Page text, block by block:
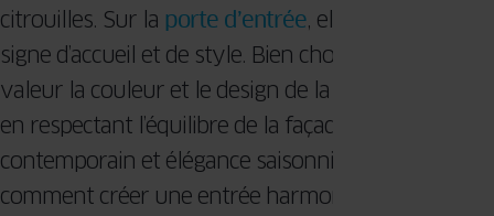
citrouilles. Sur la porte d’entrée, elle devient un
signe d’accueil et de style. Bien choisie, elle met en
valeur la couleur et le design de la menuiserie tout
en respectant l’équilibre de la façade. Entre design
contemporain et élégance saisonnière, voici
comment créer une entrée harmonieuse et pleine